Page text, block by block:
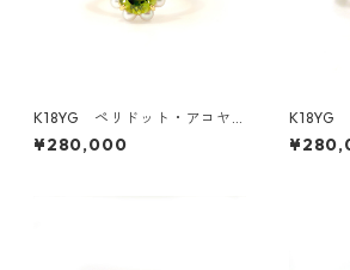
K18YG ペリドット・アコヤ
真珠リング（KR50411）
¥280,000
K18YG
ダイヤ
り》（